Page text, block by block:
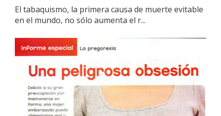
El tabaquismo, la primera causa de muerte evitable
en el mundo, no sólo aumenta el r...